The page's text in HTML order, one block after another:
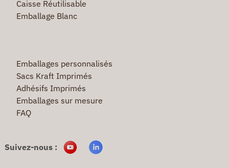
Caisse Réutilisable
Emballage Blanc
Emballages personnalisés
Sacs Kraft Imprimés
Adhésifs Imprimés
Emballages sur mesure
FAQ
Suivez-nous :